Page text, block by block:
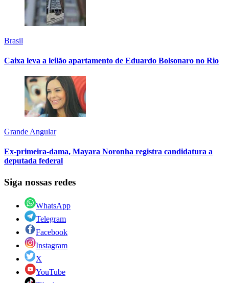
Brasil
Caixa leva a leilão apartamento de Eduardo Bolsonaro no Rio
Grande Angular
Ex-primeira-dama, Mayara Noronha registra candidatura a
deputada federal
Siga nossas redes
WhatsApp
Telegram
Facebook
Instagram
X
YouTube